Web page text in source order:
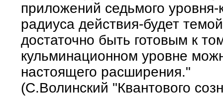
приложений седьмого уровня-
радиуса действия-будет
достаточно быть готовым к
кульминационном уровне
настоящего расширения."
(С.Волинский "Квантового